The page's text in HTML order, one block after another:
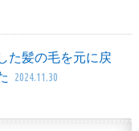
た髪の毛を元に戻
2024.11.30